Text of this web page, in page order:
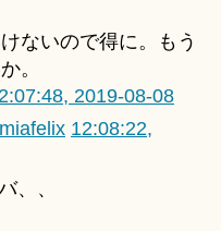
ないので得に。もう
。
2019-08-08
12:08:22,
、、